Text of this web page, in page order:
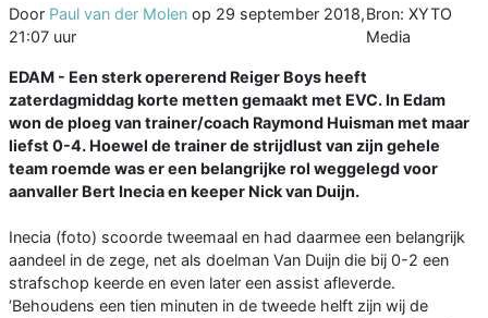
Door Paul van der Molen op 29 september 2018,
21:07 uur
Bron: XYTO
Media
EDAM - Een sterk opererend Reiger Boys heeft
zaterdagmiddag korte metten gemaakt met EVC. In Edam
won de ploeg van trainer/coach Raymond Huisman met maar
liefst 0-4. Hoewel de trainer de strijdlust van zijn gehele
team roemde was er een belangrijke rol weggelegd voor
aanvaller Bert Inecia en keeper Nick van Duijn.
Inecia (foto) scoorde tweemaal en had daarmee een belangrijk
aandeel in de zege, net als doelman Van Duijn die bij 0-2 een
strafschop keerde en even later een assist afleverde.
‘Behoudens een tien minuten in de tweede helft zijn wij de